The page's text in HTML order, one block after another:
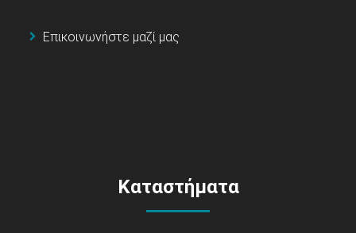
Επικοινωνήστε μαζί μας
Καταστήματα